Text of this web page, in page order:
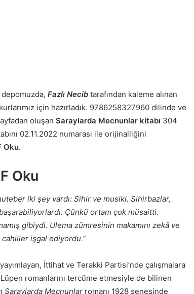
Fazlı Necib tarafından kaleme alınan
için hazırladık. 9786258327960 dilinde ve
oluşan Saraylarda Mecnunlar kitabı 304
02.11.2022 numarası ile orijinalliğini
Oku.
Oku
iki şey vardı: Sihir ve musiki. Sihirbazlar,
Çünkü ortam çok müsaitti.
gibiydi. Ulema zümresinin makamını zekâ ve
işgal ediyordu.”
İttihat ve Terakki Partisi’nde çalışmalara
romanlarını tercüme etmesiyle de bilinen
Saraylarda Mecnunlar romanı 1928 senesinde